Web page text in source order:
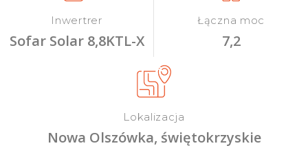
Inwertrer
Sofar Solar 8,8KTL-X
Łączna moc
7,2
Lokalizacja
Nowa Olszówka, świętokrzyskie